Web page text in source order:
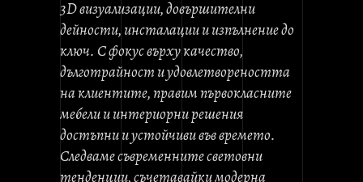
3D визуализации, довършителни
дейности, инсталации и изпълнение до
ключ. С фокус върху качество,
дълготрайност и удовлетвореността
на клиентите, правим първокласните
мебели и интериорни решения
достъпни и устойчиви във времето.
Следваме съвременните световни
тенденции, съчетавайки модерна